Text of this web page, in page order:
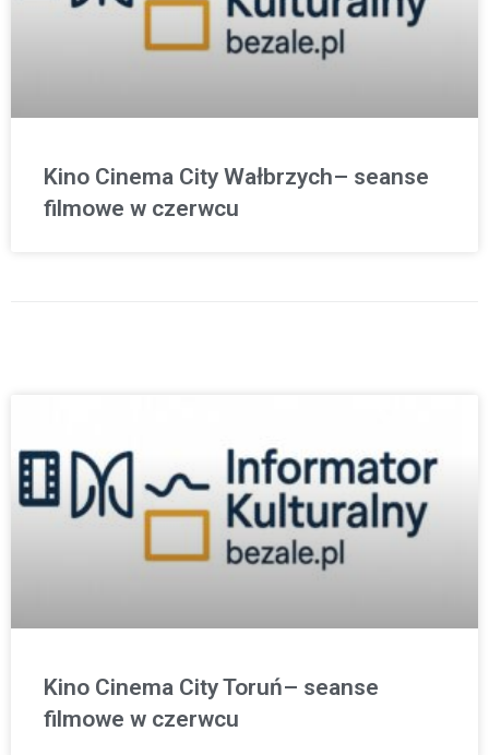
Kino Cinema City Wałbrzych– seanse
filmowe w czerwcu
Kino Cinema City Toruń– seanse
filmowe w czerwcu